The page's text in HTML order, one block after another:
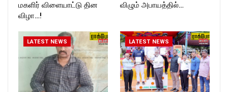
மகளிர் விளையாட்டு தின
விழா…!
விழும் அபாயத்தில்…
LATEST NEWS LATEST NEWS